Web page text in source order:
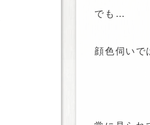
でも…
顔色伺いで